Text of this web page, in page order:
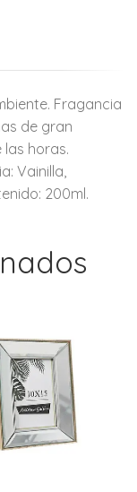
Fragancia
de gran
horas.
Vainilla,
200ml.